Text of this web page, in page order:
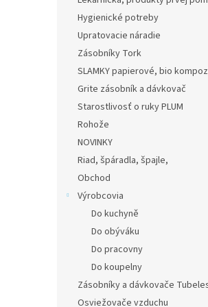
Hygienické potreby
Upratovacie náradie
Zásobníky Tork
SLAMKY papierové, bio
Grite zásobník a dávkovač
Starostlivosť o ruky PLUM
Rohože
NOVINKY
Riad, špáradla, špajle,
Obchod
Výrobcovia
Do kuchyně
Do obýváku
Do pracovny
Do koupelny
Zásobníky a dávkovače
Osviežovače vzduchu